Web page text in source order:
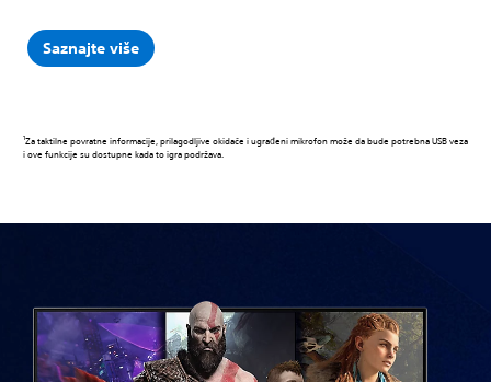
Saznajte više
1Za taktilne povratne informacije, prilagodljive okidače i ugrađeni mikrofon može da bude potrebna USB veza
i ove funkcije su dostupne kada to igra podržava.